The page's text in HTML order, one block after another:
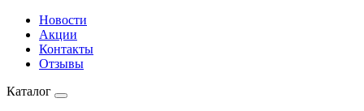
Новости
Акции
Контакты
Отзывы
Каталог